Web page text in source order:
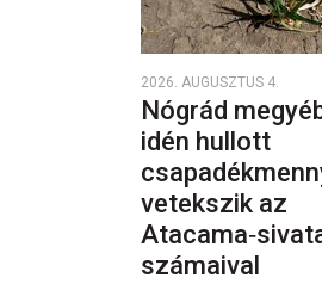
2026. AUGUSZTUS 4.
Nógrád
idén hullott
vetekszik az
számaival